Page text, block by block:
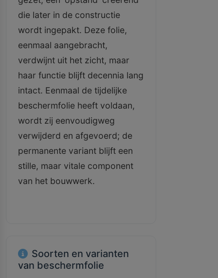
die later in de constructie
wordt ingepakt. Deze folie,
eenmaal aangebracht,
verdwijnt uit het zicht, maar
haar functie blijft decennia lang
intact. Eenmaal de tijdelijke
beschermfolie heeft voldaan,
wordt zij eenvoudigweg
verwijderd en afgevoerd; de
permanente variant blijft een
stille, maar vitale component
van het bouwwerk.
Soorten en varianten
van beschermfolie